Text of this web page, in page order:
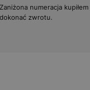
Zaniżona numeracja
dokonać zwrotu.